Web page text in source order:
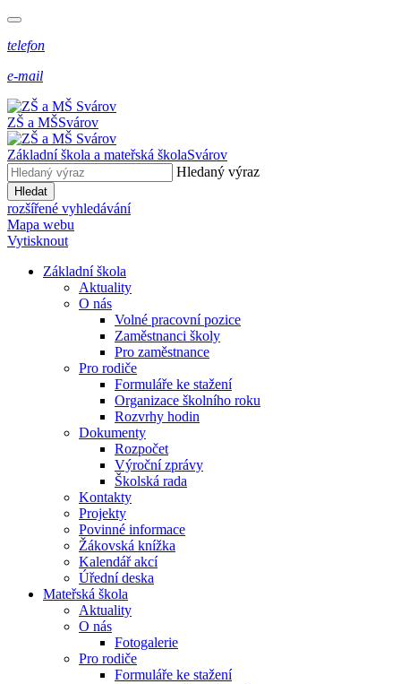
telefon
e-mail
ZŠ a MŠSvárov
Základní škola a mateřská školaSvárov
Hledaný výraz
Hledat
rozšířené vyhledávání
Mapa webu
Vytisknout
Základní škola
Aktuality
O nás
Volné pracovní pozice
Zaměstnanci školy
Pro zaměstnance
Pro rodiče
Formuláře ke stažení
Organizace školního roku
Rozvrhy hodin
Dokumenty
Rozpočet
Výroční zprávy
Školská rada
Kontakty
Projekty
Povinné informace
Žákovská knížka
Kalendář akcí
Úřední deska
Mateřská škola
Aktuality
O nás
Fotogalerie
Pro rodiče
Formuláře ke stažení